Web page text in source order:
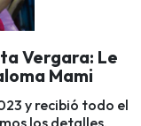
Vergara: Le
Mami
y recibió todo el
los detalles.